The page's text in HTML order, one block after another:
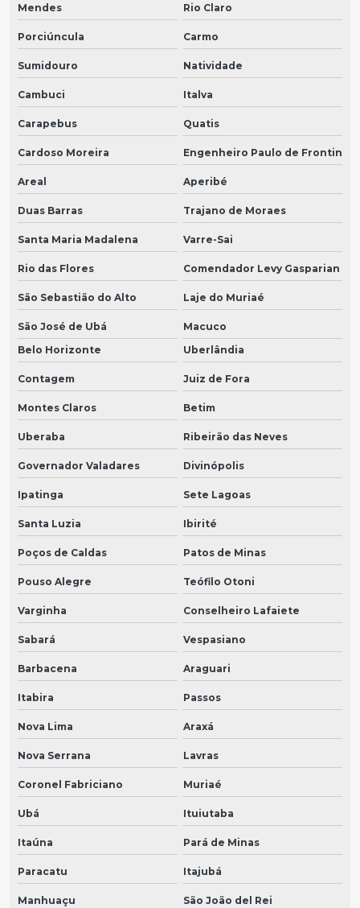
Mendes Rio Claro
Porciúncula Carmo
Sumidouro Natividade
Cambuci Italva
Carapebus Quatis
Cardoso Moreira Engenheiro Paulo de Frontin
Areal Aperibé
Duas Barras Trajano de Moraes
Santa Maria Madalena Varre-Sai
Rio das Flores Comendador Levy Gasparian
São Sebastião do Alto Laje do Muriaé
São José de Ubá
Macuco
Belo Horizonte
Uberlândia
Contagem Juiz de Fora
Montes Claros Betim
Uberaba Ribeirão das Neves
Governador Valadares Divinópolis
Ipatinga Sete Lagoas
Santa Luzia Ibirité
Poços de Caldas Patos de Minas
Pouso Alegre Teófilo Otoni
Varginha Conselheiro Lafaiete
Sabará Vespasiano
Barbacena Araguari
Itabira Passos
Nova Lima Araxá
Nova Serrana Lavras
Coronel Fabriciano Muriaé
Ubá Ituiutaba
Itaúna Pará de Minas
Paracatu Itajubá
Manhuaçu São João del Rei